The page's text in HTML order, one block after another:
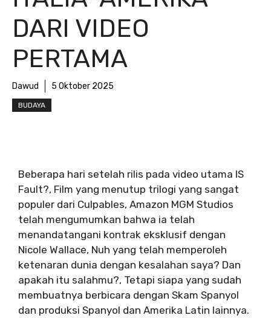
DARI VIDEO
PERTAMA
Dawud 5 Oktober 2025
BUDAYA
Beberapa hari setelah rilis pada video utama IS
Fault?, Film yang menutup trilogi yang sangat
populer dari Culpables, Amazon MGM Studios
telah mengumumkan bahwa ia telah
menandatangani kontrak eksklusif dengan
Nicole Wallace, Nuh yang telah memperoleh
ketenaran dunia dengan kesalahan saya? Dan
apakah itu salahmu?, Tetapi siapa yang sudah
membuatnya berbicara dengan Skam Spanyol
dan produksi Spanyol dan Amerika Latin lainnya.